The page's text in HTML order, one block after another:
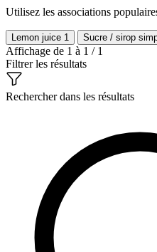
Utilisez les associations
Lemon juice 1 Sucre / sirop
Affichage de 1 à 1 / 1
Filtrer les résultats
Rechercher dans les résultats